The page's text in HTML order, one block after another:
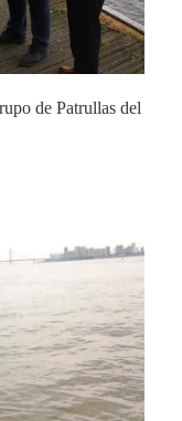
de Patrullas del